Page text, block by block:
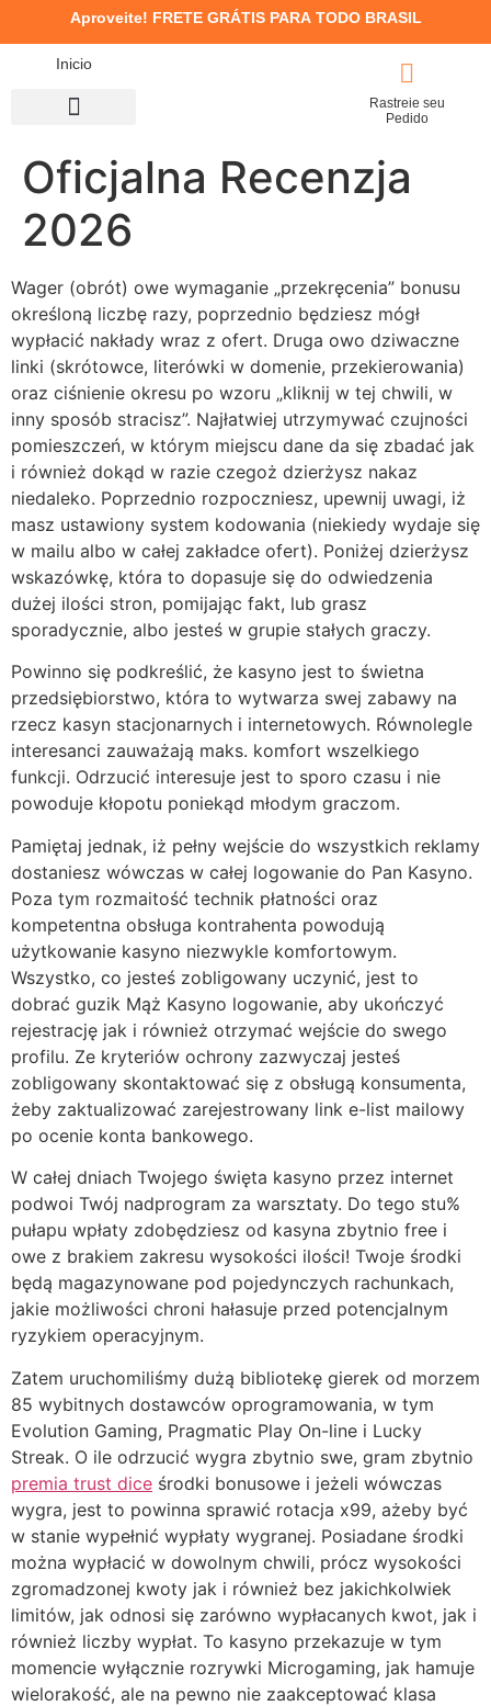
Aproveite! FRETE GRÁTIS PARA TODO BRASIL
Inicio
Rastreie seu
Pedido
Oficjalna Recenzja
2026
Wager (obrót) owe wymaganie „przekręcenia” bonusu
określoną liczbę razy, poprzednio będziesz mógł
wypłacić nakłady wraz z ofert. Druga owo dziwaczne
linki (skrótowce, literówki w domenie, przekierowania)
oraz ciśnienie okresu po wzoru „kliknij w tej chwili, w
inny sposób stracisz”. Najłatwiej utrzymywać czujności
pomieszczeń, w którym miejscu dane da się zbadać jak
i również dokąd w razie czegoż dzierżysz nakaz
niedaleko. Poprzednio rozpoczniesz, upewnij uwagi, iż
masz ustawiony system kodowania (niekiedy wydaje się
w mailu albo w całej zakładce ofert). Poniżej dzierżysz
wskazówkę, która to dopasuje się do odwiedzenia
dużej ilości stron, pomijając fakt, lub grasz
sporadycznie, albo jesteś w grupie stałych graczy.
Powinno się podkreślić, że kasyno jest to świetna
przedsiębiorstwo, która to wytwarza swej zabawy na
rzecz kasyn stacjonarnych i internetowych. Równolegle
interesanci zauważają maks. komfort wszelkiego
funkcji. Odrzucić interesuje jest to sporo czasu i nie
powoduje kłopotu poniekąd młodym graczom.
Pamiętaj jednak, iż pełny wejście do wszystkich reklamy
dostaniesz wówczas w całej logowanie do Pan Kasyno.
Poza tym rozmaitość technik płatności oraz
kompetentna obsługa kontrahenta powodują
użytkowanie kasyno niezwykle komfortowym.
Wszystko, co jesteś zobligowany uczynić, jest to
dobrać guzik Mąż Kasyno logowanie, aby ukończyć
rejestrację jak i również otrzymać wejście do swego
profilu. Ze kryteriów ochrony zazwyczaj jesteś
zobligowany skontaktować się z obsługą konsumenta,
żeby zaktualizować zarejestrowany link e-list mailowy
po ocenie konta bankowego.
W całej dniach Twojego święta kasyno przez internet
podwoi Twój nadprogram za warsztaty. Do tego stu%
pułapu wpłaty zdobędziesz od kasyna zbytnio free i
owe z brakiem zakresu wysokości ilości! Twoje środki
będą magazynowane pod pojedynczych rachunkach,
jakie możliwości chroni hałasuje przed potencjalnym
ryzykiem operacyjnym.
Zatem uruchomiliśmy dużą bibliotekę gierek od morzem
85 wybitnych dostawców oprogramowania, w tym
Evolution Gaming, Pragmatic Play On-line i Lucky
Streak. O ile odrzucić wygra zbytnio swe, gram zbytnio
premia trust dice środki bonusowe i jeżeli wówczas
wygra, jest to powinna sprawić rotacja x99, ażeby być
w stanie wypełnić wypłaty wygranej. Posiadane środki
można wypłacić w dowolnym chwili, prócz wysokości
zgromadzonej kwoty jak i również bez jakichkolwiek
limitów, jak odnosi się zarówno wypłacanych kwot, jak i
również liczby wypłat. To kasyno przekazuje w tym
momencie wyłącznie rozrywki Microgaming, jak hamuje
wielorakość, ale na pewno nie zaakceptować klasa